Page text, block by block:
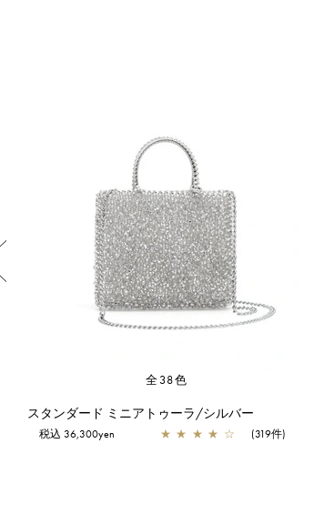
全38色
スタンダード ミニアトゥーラ/シルバー
税込 36,300yen ★ ★ ★ ★ ☆ (319件)